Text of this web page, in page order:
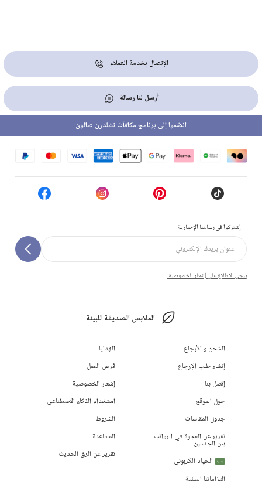
الإتصال بخدمة العملاء
أرسل لنا رسالة
إشتركوا في رسالتنا الإخبارية
يرجى الاطلاع على إشعار الخصوصية.
الملابس الصديقة للبيئة
انضموا إلى برنامج مكافآت تشلدرن صالون
الشحن و الأرجاع
إنشاء طلب الإرجاع
إتصل بنا
حول الموقع
جدول المقاسات
تقرير عن الفجوة في الرواتب
بين الجنسين
جديد
الحياد الكربوني
الهدايا
فرص العمل
إشعار الخصوصية
استخدام الذكاء الاصطناعي
الشروط
المساعدة
تقرير عن الرق الحديث